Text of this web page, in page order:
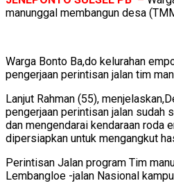
manunggal membangun desa
Warga Bonto Ba,do kelurahan
pengerjaan perintisan jalan tim
Lanjut Rahman (55),
pengerjaan perintisan jalan sudah
dan mengendarai kendaraan roda
dipersiapkan untuk mengangkut
Perintisan Jalan program Tim
Lembangloe -jalan Nasional